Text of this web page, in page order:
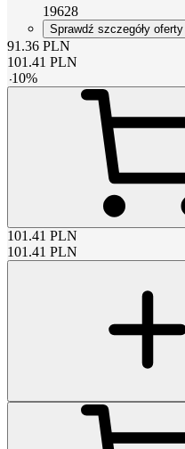
19628
Sprawdź szczegóły oferty
91.36 PLN
101.41 PLN
-10%
101.41 PLN
101.41 PLN